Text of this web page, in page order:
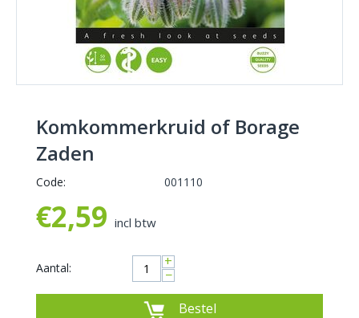
Komkommerkruid of Borage
Zaden
Code: 001110
€2,59 incl btw
Aantal: +
−
Bestel